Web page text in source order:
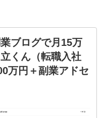
ブログで月15万
くん（転職入社
万円＋副業アドセ